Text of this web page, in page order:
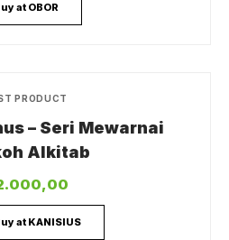
at OBOR
PRODUCT
– Seri Mewarnai
Alkitab
at KANISIUS